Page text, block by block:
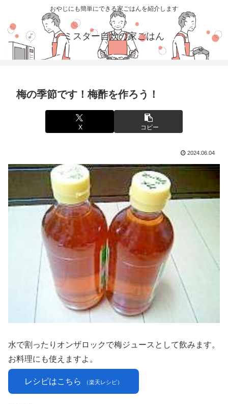
おやじにも簡単にできる家ごはんを紹介します
ミスター自炊の家ごはん
梅の季節です！梅酢を作ろう！
X コピー
2024.06.04
水で割ったりオンザロックで梅ジュースとして飲みます。
お料理にも使えますよ。
レシピはこちら （楽天レシピ）